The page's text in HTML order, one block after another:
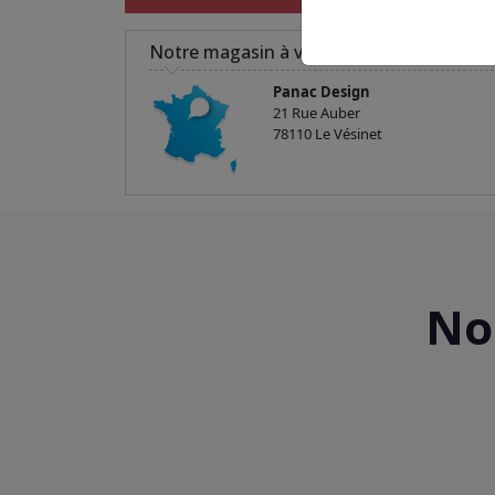
Notre magasin à votre service
Panac Design
21 Rue Auber
78110 Le Vésinet